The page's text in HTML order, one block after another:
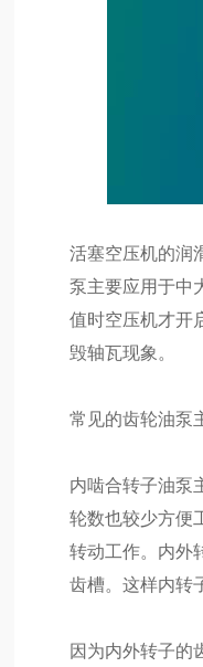
活塞空压机的润
泵主要应用于中
值时空压机才开
毁轴瓦现象。
常见的齿轮油泵
内啮合转子油泵
轮数也较少方便
转动工作。内外
齿槽。这样内转
因为内外转子的